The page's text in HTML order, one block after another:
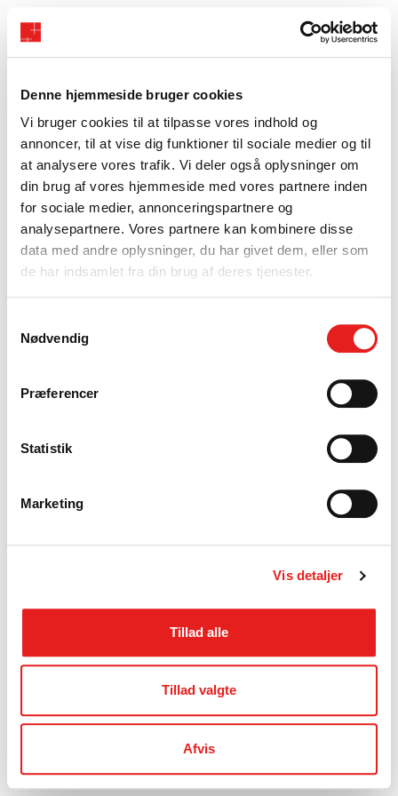
Denne hjemmeside bruger cookies
Vi bruger cookies til at tilpasse vores indhold og
annoncer, til at vise dig funktioner til sociale medier og til
at analysere vores trafik. Vi deler også oplysninger om
din brug af vores hjemmeside med vores partnere inden
for sociale medier, annonceringspartnere og
analysepartnere. Vores partnere kan kombinere disse
data med andre oplysninger, du har givet dem, eller som
de har indsamlet fra din brug af deres tjenester.
Nødvendig
Præferencer
Statistik
Marketing
Vis detaljer
Tillad alle
Tillad valgte
Afvis